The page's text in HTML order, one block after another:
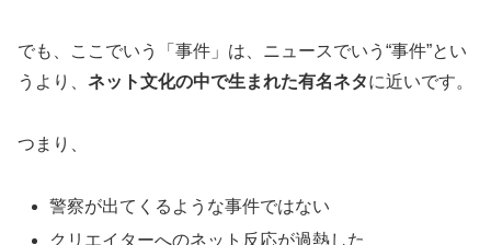
でも、ここでいう「事件」は、ニュースでいう“事件”とい
うより、 ネット文化の中で生まれた有名ネタに近いです。
つまり、
警察が出てくるような事件ではない
クリエイターへのネット反応が過熱した